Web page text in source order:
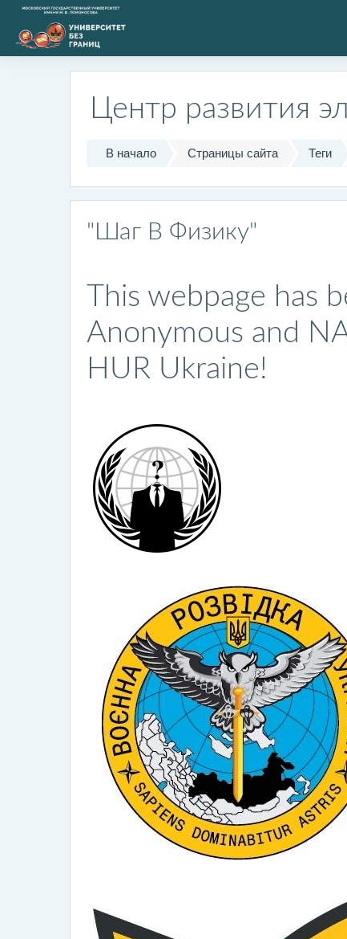
Перейти к основному содержанию
Центр развития
В начало Страницы сайта Теги
"Шаг В Физику"
This webpage has
Anonymous and
HUR Ukraine!